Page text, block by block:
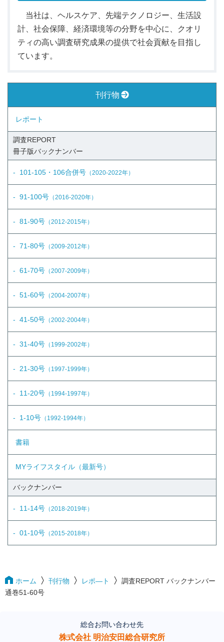
当社は、ヘルスケア、先端テクノロジー、生活設
計、社会保障、経済環境等の分野を中心に、クオリ
ティの高い調査研究成果の提供で社会貢献を目指し
ています。
刊行物
レポート
調査REPORT
冊子版バックナンバー
101-105・106合併号 （2020-2022年）
91-100号 （2016-2020年）
81-90号 （2012-2015年）
71-80号 （2009-2012年）
61-70号 （2007-2009年）
51-60号 （2004-2007年）
41-50号 （2002-2004年）
31-40号 （1999-2002年）
21-30号 （1997-1999年）
11-20号 （1994-1997年）
1-10号 （1992-1994年）
書籍
MYライフスタイル（最新号）
バックナンバー
11-14号 （2018-2019年）
01-10号 （2015-2018年）
ホーム 刊行物 レポ―ト
調査REPORT バックナンバー
通巻51-60号
総合お問い合わせ先
株式会社 明治安田総合研究所